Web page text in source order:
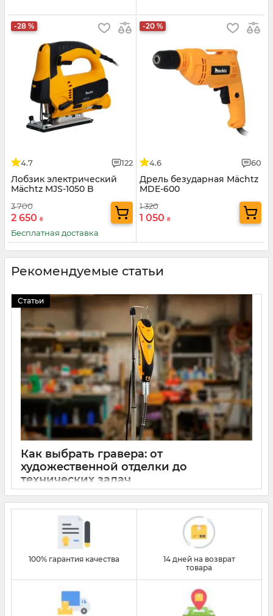
-28 %
4.7 122
Лобзик электрический
Mächtz MJS-1050 B
3 700
2 650 ₴
Бесплатная доставка
-20 %
4.6 60
Дрель безударная Mächtz
MDE-600
1 320
1 050 ₴
Рекомендуемые статьи
Статьи
Как выбрать гравера: от
художественной отделки до
технических задач
19 2026 0
100% гарантия качества
14 дней на возврат
товара